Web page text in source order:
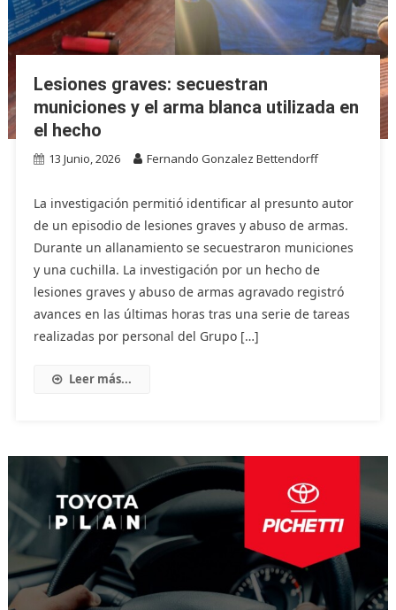
Lesiones graves: secuestran
municiones y el arma blanca utilizada en
el hecho
13 Junio, 2026 Fernando Gonzalez Bettendorff
La investigación permitió identificar al presunto autor
de un episodio de lesiones graves y abuso de armas.
Durante un allanamiento se secuestraron municiones
y una cuchilla. La investigación por un hecho de
lesiones graves y abuso de armas agravado registró
avances en las últimas horas tras una serie de tareas
realizadas por personal del Grupo […]
Leer más...